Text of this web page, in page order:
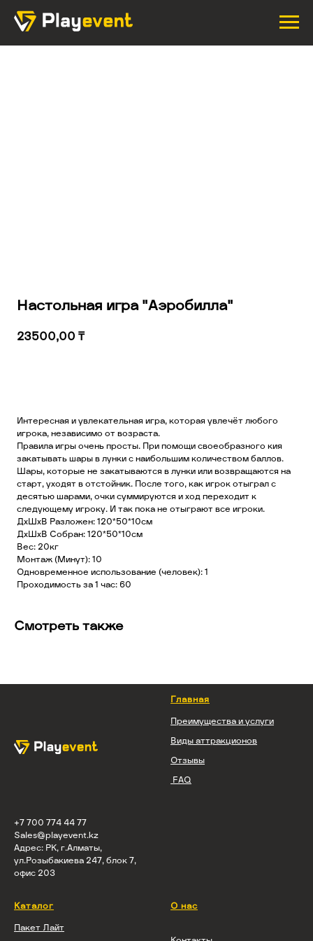
Настольная игра "Аэробилла"
23500,00 ₸
Интересная и увлекательная игра, которая увлечёт любого
игрока, независимо от возраста.
Правила игры очень просты. При помощи своеобразного кия
закатывать шары в лунки с наибольшим количеством баллов.
Шары, которые не закатываются в лунки или возвращаются на
старт, уходят в отстойник. После того, как игрок отыграл с
десятью шарами, очки суммируются и ход переходит к
следующему игроку. И так пока не отыграют все игроки.
ДхШхВ Разложен: 120*50*10см
ДхШхВ Собран: 120*50*10см
Вес: 20кг
Монтаж (Минут): 10
Одновременное использование (человек): 1
Проходимость за 1 час: 60
Смотреть также
+7 700 774 44 77
Sales@playevent.kz
Адрес: РК, г.Алматы,
ул.Розыбакиева 247, блок 7,
офис 203
Главная
Преимущества и услуги
Виды аттракционов
Отзывы
FAQ
Каталог
Пакет Лайт
О нас